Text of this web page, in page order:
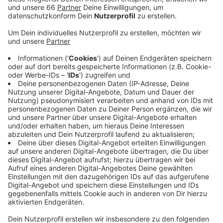
Die Hamburg Sea Devils sind am Nachmittag zu Gast.
Während Rhein Fire nach acht Spielen noch eine weiße
Weste hat und ungeschlagen die Division anführt, hat
Hamburg schon vier Niederlagen auf dem Konto. Das
Hinspiel ging aber relativ knapp mit 27:22 an Fire.
Spielbeginn ist heute um 16:25 Uhr.
Anzeige
Weitere Infos und Links zum Thema
Anzeige